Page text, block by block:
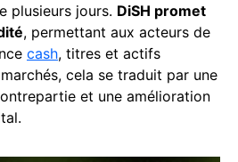
plusieurs jours. DiSH promet
, permettant aux acteurs de
cash, titres et actifs
cela se traduit par une
et une amélioration